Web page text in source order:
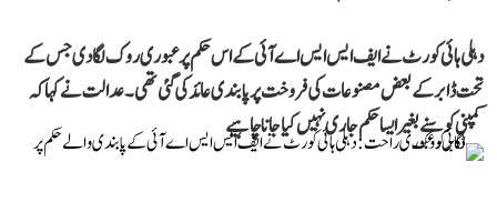
دہلی ہائی کورٹ نے ایف ایس ایس اے آئی کے اس حکم پر عبوری روک لگا دی جس کے
تحت ڈابر کے بعض مصنوعات کی فروخت پر پابندی عائد کی گئی تھی۔ عدالت نے کہا کہ
کمپنی کو سنے بغیر ایسا حکم جاری نہیں کیا جانا چاہیے